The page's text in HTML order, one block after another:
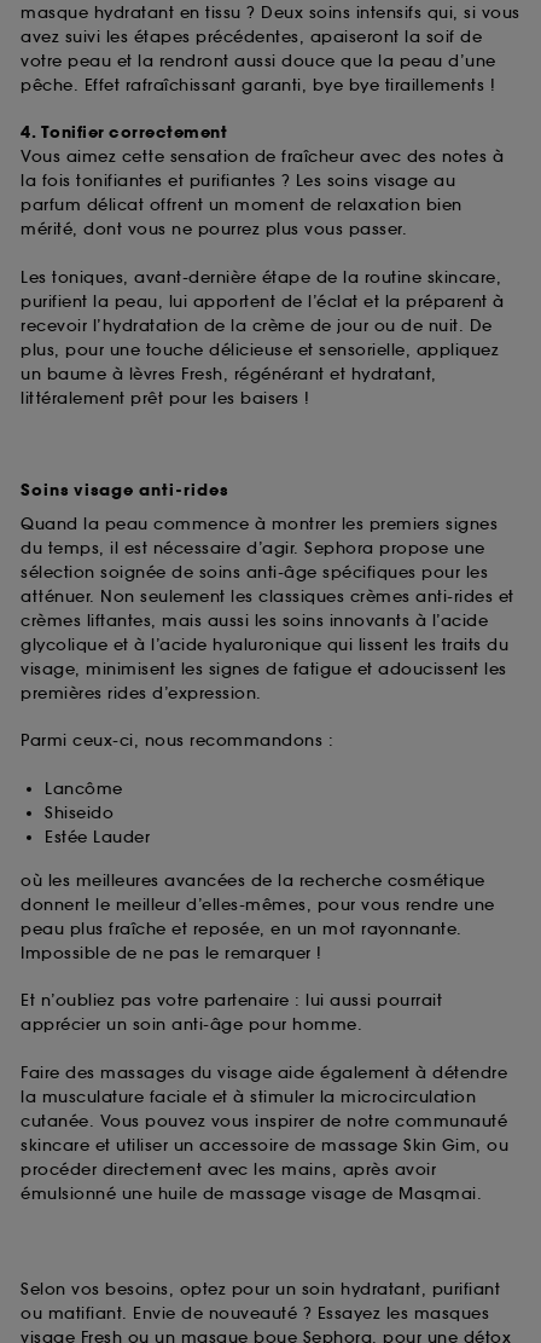
masque hydratant en tissu ? Deux soins intensifs qui, si vous
avez suivi les étapes précédentes, apaiseront la soif de
votre peau et la rendront aussi douce que la peau d’une
pêche. Effet rafraîchissant garanti, bye bye tiraillements !
4. Tonifier correctement
Vous aimez cette sensation de fraîcheur avec des notes à
la fois tonifiantes et purifiantes ? Les soins visage au
parfum délicat offrent un moment de relaxation bien
mérité, dont vous ne pourrez plus vous passer.
Les toniques, avant-dernière étape de la routine skincare,
purifient la peau, lui apportent de l’éclat et la préparent à
recevoir l’hydratation de la crème de jour ou de nuit. De
plus, pour une touche délicieuse et sensorielle, appliquez
un baume à lèvres Fresh, régénérant et hydratant,
littéralement prêt pour les baisers !
Soins visage anti-rides
Quand la peau commence à montrer les premiers signes
du temps, il est nécessaire d’agir. Sephora propose une
sélection soignée de soins anti-âge spécifiques pour les
atténuer. Non seulement les classiques crèmes anti-rides et
crèmes liftantes, mais aussi les soins innovants à l’acide
glycolique et à l’acide hyaluronique qui lissent les traits du
visage, minimisent les signes de fatigue et adoucissent les
premières rides d’expression.
Parmi ceux-ci, nous recommandons :
Lancôme
Shiseido
Estée Lauder
où les meilleures avancées de la recherche cosmétique
donnent le meilleur d’elles-mêmes, pour vous rendre une
peau plus fraîche et reposée, en un mot rayonnante.
Impossible de ne pas le remarquer !
Et n’oubliez pas votre partenaire : lui aussi pourrait
apprécier un soin anti-âge pour homme.
Faire des massages du visage aide également à détendre
la musculature faciale et à stimuler la microcirculation
cutanée. Vous pouvez vous inspirer de notre communauté
skincare et utiliser un accessoire de massage Skin Gim, ou
procéder directement avec les mains, après avoir
émulsionné une huile de massage visage de Masqmai.
Selon vos besoins, optez pour un soin hydratant, purifiant
ou matifiant. Envie de nouveauté ? Essayez les masques
visage Fresh ou un masque boue Sephora, pour une détox